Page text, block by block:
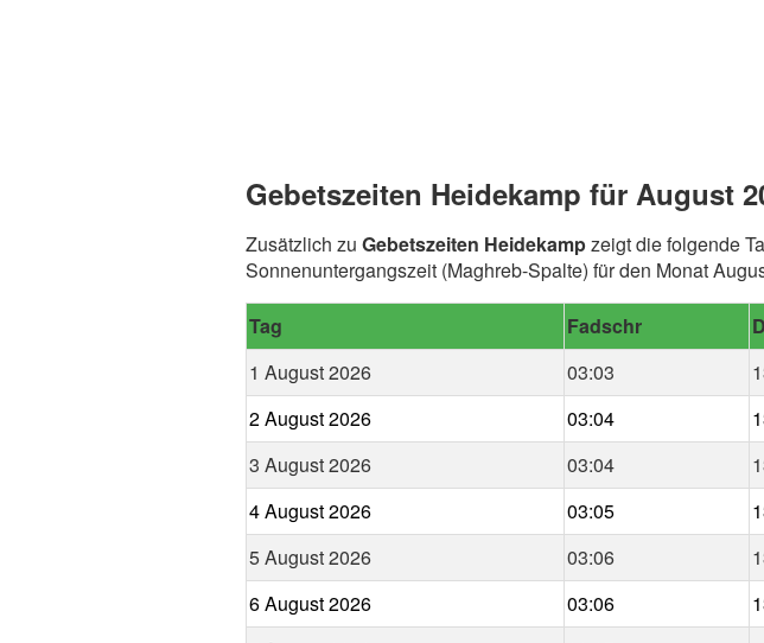
Gebetszeiten Heidekamp für August
Zusätzlich zu Gebetszeiten Heidekampzeigt die folgende
Sonnenuntergangszeit (Maghreb-Spalte) für den Monat
Tag Fadschr
1 August 2026
03:03
2 August 2026
03:04
3 August 2026
03:04
4 August 2026
03:05
5 August 2026
03:06
6 August 2026
03:06